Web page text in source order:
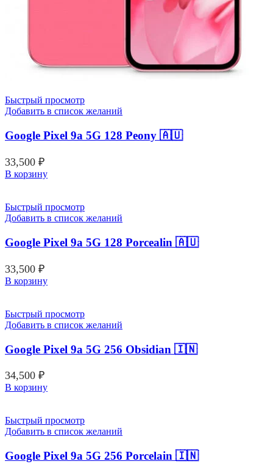
Быстрый просмотр
Добавить в список желаний
Google Pixel 9a 5G 128 Peony 🇦🇺
33,500 ₽
В корзину
Быстрый просмотр
Добавить в список желаний
Google Pixel 9a 5G 128 Porcealin 🇦🇺
33,500 ₽
В корзину
Быстрый просмотр
Добавить в список желаний
Google Pixel 9a 5G 256 Obsidian 🇮🇳
34,500 ₽
В корзину
Быстрый просмотр
Добавить в список желаний
Google Pixel 9a 5G 256 Porcelain 🇮🇳